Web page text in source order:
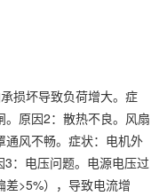
损坏导致负荷增大。症
原因2：散热不良。风扇
通风不畅。症状：电机外
：电压问题。电源电压过
>5%），导致电流增